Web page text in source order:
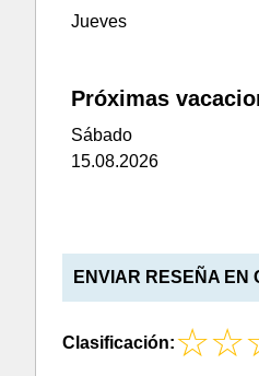
Jueves
Próximas
Sábado
15.08.2026
ENVIAR RESEÑA EN
Clasificación: